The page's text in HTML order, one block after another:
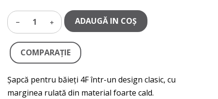
1 ADAUGĂ IN COŞ
COMPARAŢIE
Șapcă pentru băieți 4F într-un design clasic, cu
marginea rulată din material foarte cald.